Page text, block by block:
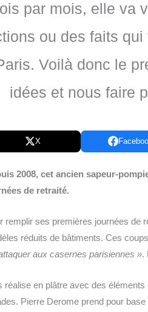
par mois, elle va
ou des faits
Voilà donc le
idées et nous faire
X
2008, cet ancien sapeur-
de retraité.
rem­plir ses pre­mières jour­nées de
réduits de bâti­ments. Ces
aux casernes pari­siennes ».
réa­lise en plâtre avec des
Pierre Derome prend pour base